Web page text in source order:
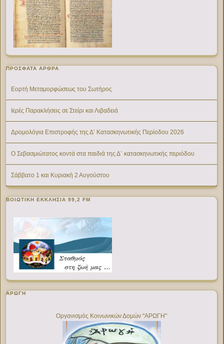
ΠΡΌΣΦΑΤΑ ΆΡΘΡΑ
Εορτή Μεταμορφώσεως του Σωτήρος
Ιερές Παρακλήσεις σε Στείρι και Λιβαδειά
Δρομολόγια Επιστροφής της Δ’ Κατασκηνωτικής Περίοδου 2026
Ο Σεβασμιώτατος κοντά στα παιδιά της Δ΄ κατασκηνωτικής περιόδου
Σάββατο 1 και Κυριακή 2 Αυγούστου
ΒΟΙΩΤΙΚΉ ΕΚΚΛΗΣΊΑ 99,2 FM
ΑΡΩΓΗ
Οργανισμός Κοινωνικών Δομών "ΑΡΩΓΗ"